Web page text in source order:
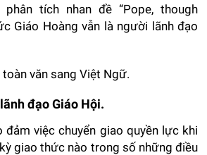
tích nhan đề “Pope, though
Giáo Hoàng vẫn là người lãnh đạo
văn sang Việt Ngữ.
đạo Giáo Hội.
việc chuyển giao quyền lực khi
giao thức nào trong số những điều